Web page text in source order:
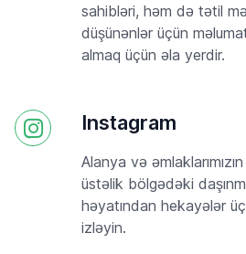
sahibləri, həm də tətil
düşünənlər üçün
almaq üçün əla yerdir.
Instagram
Alanya və
üstəlik bölgədəki
həyatından hekayələr
izləyin.